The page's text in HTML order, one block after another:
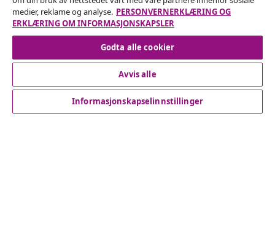
Angre på kontrakten
Kundeservice
medier, reklame og analyse. PERSONVERNERKLÆRING OG
ERKLÆRING OM INFORMASJONSKAPSLER
Godta alle cookier
Avvis alle
Informasjonskapselinnstillinger